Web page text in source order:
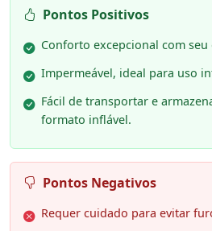
Pontos Positivos
Conforto excepcional com
Impermeável, ideal para uso
Fácil de transportar e
formato inflável.
Pontos Negativos
Requer cuidado para evitar